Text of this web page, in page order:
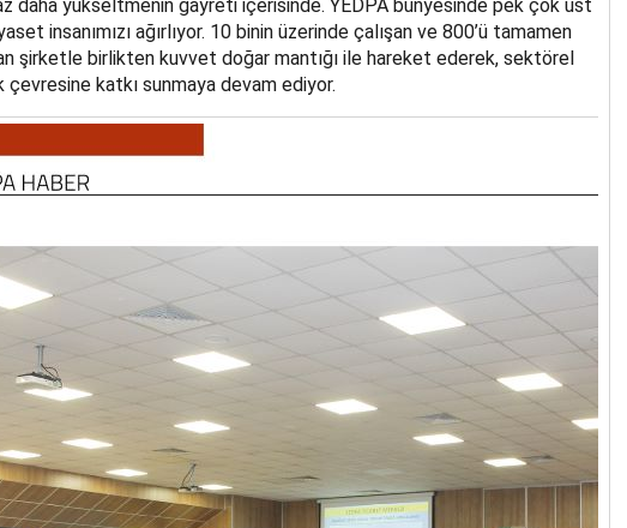
YEDPA’DA HUKUKİ ZAFERİN ARDINDAN İMAR SÜRECİ HIZ KAZANDI
daha yükseltmenin gayreti içerisinde. YEDPA bünyesinde pek çok üst
insanımızı ağırlıyor. 10 binin üzerinde çalışan ve 800’ü tamamen
şirketle birlikten kuvvet doğar mantığı ile hareket ederek, sektörel
çevresine katkı sunmaya devam ediyor.